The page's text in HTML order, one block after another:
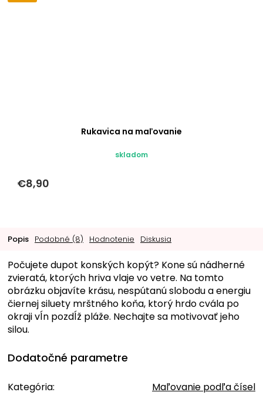
Rukavica na maľovanie
skladom
€8,90
Popis Podobné (8) Hodnotenie Diskusia
Počujete dupot konských kopýt? Kone sú nádherné
zvieratá, ktorých hriva vlaje vo vetre. Na tomto
obrázku objavíte krásu, nespútanú slobodu a energiu
čiernej siluety mrštného koňa, ktorý hrdo cvála po
okraji vĺn pozdĺž pláže. Nechajte sa motivovať jeho
silou.
Dodatočné parametre
Kategória: Maľovanie podľa čísel